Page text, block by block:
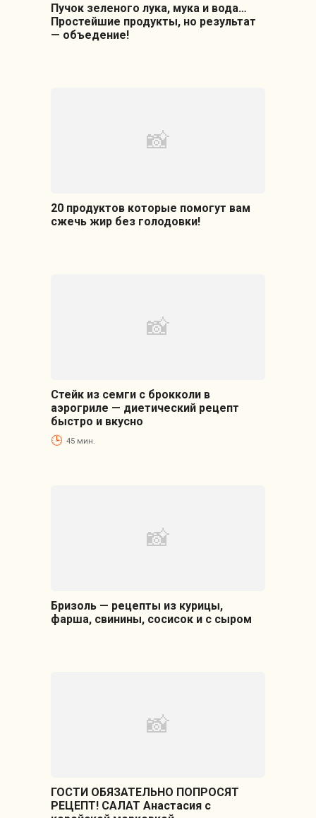
Пучок зеленого лука, мука и вода…
Простейшие продукты, но результат
— объедение!
20 продуктов которые помогут вам
сжечь жир без голодовки!
Стейк из семги с брокколи в
аэрогриле — диетический рецепт
быстро и вкусно
45 мин.
Бризоль — рецепты из курицы,
фарша, свинины, сосисок и с сыром
ГОСТИ ОБЯЗАТЕЛЬНО ПОПРОСЯТ
РЕЦЕПТ! САЛАТ Анастасия с